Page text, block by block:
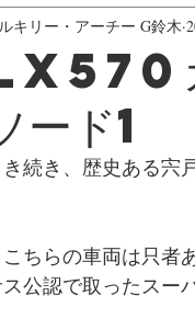
お客様
LX570
ド1
キリー・アーチー G鈴木
続き、歴史ある
ちらの車両は只者
公認で取ったスー